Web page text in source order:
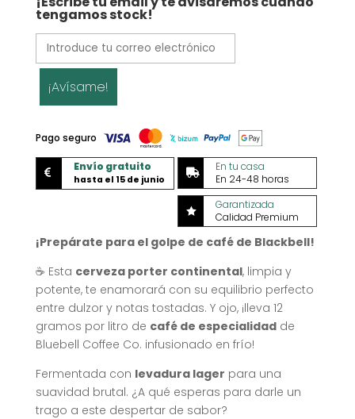
tengamos stock!
¡Avísame!
Pago seguro
 Envío gratuito
hasta el 15 de junio

En tu casa
En 24-48 horas

Garantizada
Calidad Premium
¡Prepárate para el golpe de café de Blackbell!
☕ Esta cerveza porter continental, limpia y
potente, te enamorará con su equilibrio perfecto
entre dulzor y notas tostadas. Y ojo, ¡lleva 12
gramos por litro de café de especialidadde
Bluebell Coffee Co. infusionado en frío!
Fermentada con levadura lager para una
suavidad brutal. ¿A qué esperas para darle un
trago a este despertar de sabor?